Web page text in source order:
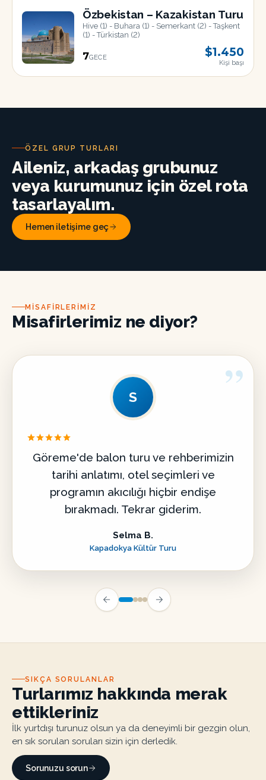
22
Özbekistan – Kazakistan Turu
Hive (1) - Buhara (1) - Semerkant (2) - Taşkent
(1) - Türkistan (2)
7GECE $1.450
Kişi başı
ÖZEL GRUP TURLARI
Aileniz, arkadaş grubunuz
veya kurumunuz için özel rota
tasarlayalım.
Hemen iletişime geç
MISAFIRLERIMIZ
Misafirlerimiz ne diyor?
”
S
Göreme'de balon turu ve rehberimizin
tarihi anlatımı, otel seçimleri ve
programın akıcılığı hiçbir endişe
bırakmadı. Tekrar giderim.
Selma B.
Kapadokya Kültür Turu
SIKÇA SORULANLAR
Turlarımız hakkında merak
ettikleriniz
İlk yurtdışı turunuz olsun ya da deneyimli bir gezgin olun,
en sık sorulan soruları sizin için derledik.
Sorunuzu sorun